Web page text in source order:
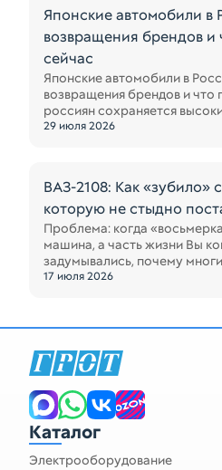
Японские автомобили в
возвращения брендов и
сейчас
Японские автомобили в
возвращения брендов и что
россиян сохраняется
29 июля 2026
ВАЗ-2108: Как «зубило»
которую не стыдно
Проблема: когда
машина, а часть жизни Вы
задумывались, почему
17 июля 2026
Каталог
Электрооборудование